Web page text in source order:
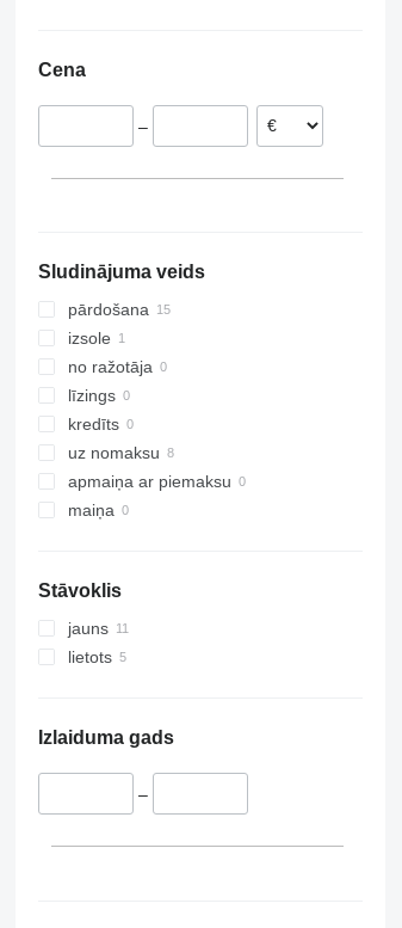
CVX
Farmall
MXM
MXU
Magnum
Maxxum
Optum
Puma
Quadtrac
Quantum
STX
2650
3045 R
3046 R
3050
3140
3320
3340
3350
3640
3720
4430
4520
4650
5058 E
5070 M
5080
375
675
690
698
3060
3080
3085
3640
4235
4255
5435
5445
5455
5610
5711
Cena
–
Sludinājuma veids
pārdošana
izsole
no ražotāja
līzings
kredīts
uz nomaksu
apmaiņa ar piemaksu
maiņa
Stāvoklis
jauns
lietots
Izlaiduma gads
–